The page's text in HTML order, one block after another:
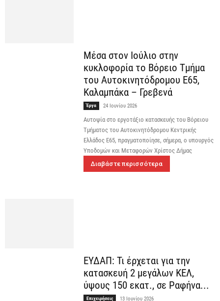
Μέσα στον Ιούλιο στην
κυκλοφορία το Βόρειο Τμήμα
του Αυτοκινητόδρομου Ε65,
Καλαμπάκα – Γρεβενά
Έργα 24 Ιουνίου 2026
Αυτοψία στο εργοτάξιο κατασκευής του Βόρειου
Τμήματος του Αυτοκινητόδρομου Κεντρικής
Ελλάδος Ε65, πραγματοποίησε, σήμερα, ο υπουργός
Υποδομών και Μεταφορών Χρίστος Δήμας
Διαβάστε περισσότερα
ΕΥΔΑΠ: Τι έρχεται για την
κατασκευή 2 μεγάλων ΚΕΛ,
ύψους 150 εκατ., σε Ραφήνα...
Επιχειρήσεις 13 Ιουνίου 2026